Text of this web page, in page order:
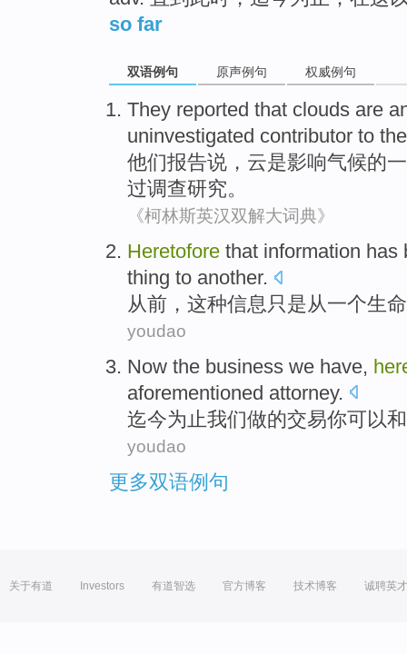
so far
双语例句 原声例句 权威例句
They reported that clouds are
uninvestigated contributor to
他们报告说， 云是影响气候的
过调查研究。
《柯林斯英汉双解大词典》
Heretofore that information has
thing to another.
从前 ，这种信息只是从一个生
youdao
Now the business we have,
aforementioned attorney.
迄今为止我们做的交易你可以和
youdao
更多双语例句
关于有道 Investors 有道智选 官方博客 技术博客 诚聘英才